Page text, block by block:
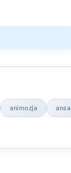
animozja ansa